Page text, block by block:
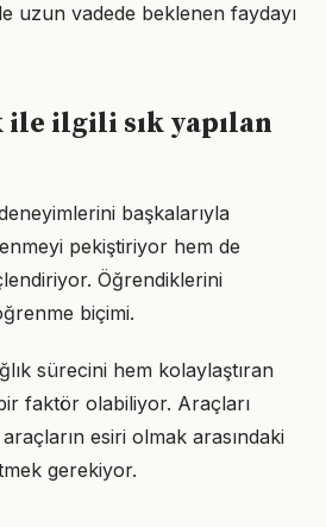
uzun vadede beklenen faydayı
ile ilgili sık yapılan
başkalarıyla
pekiştiriyor hem de
Öğrendiklerini
biçimi.
sürecini hem kolaylaştıran
faktör olabiliyor. Araçları
esiri olmak arasındaki
gerekiyor.